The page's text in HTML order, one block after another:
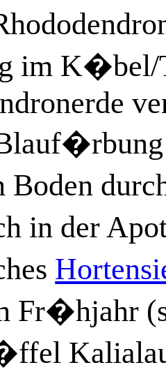
im K�bel/
Boden
in der
Fr�hjahr